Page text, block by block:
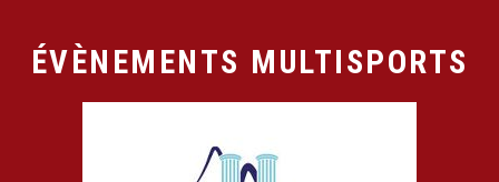
ÉVÈNEMENTS MULTISPORTS